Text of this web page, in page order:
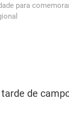
para
de